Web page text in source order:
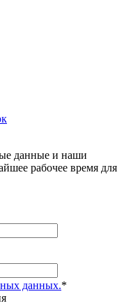
данные и наши
рабочее время для
данных.*